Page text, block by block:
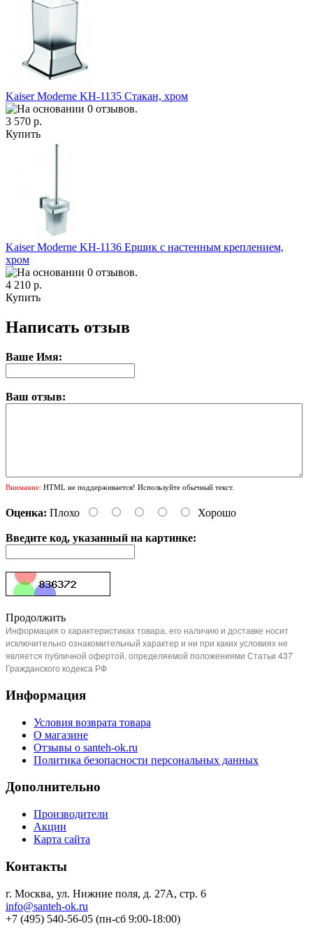
Kaiser Moderne KH-1135 Стакан, хром
3 570 р.
Купить
Kaiser Moderne KH-1136 Ершик с настенным креплением,
хром
4 210 р.
Купить
Написать отзыв
Ваше Имя:
Ваш отзыв:
Внимание: HTML не поддерживается! Используйте обычный текст.
Оценка: Плохо Хорошо
Введите код, указанный на картинке:
Продолжить
Информация о характеристиках товара, его наличию и доставке носит
исключительно ознакомительный характер и ни при каких условиях не
является публичной офертой, определяемой положениями Статьи 437
Гражданского кодекса РФ
Информация
Условия возврата товара
О магазине
Отзывы о santeh-ok.ru
Политика безопасности персональных данных
Дополнительно
Производители
Акции
Карта сайта
Контакты
г. Москва, ул. Нижние поля, д. 27А, стр. 6
info@santeh-ok.ru
+7 (495) 540-56-05 (пн-сб 9:00-18:00)